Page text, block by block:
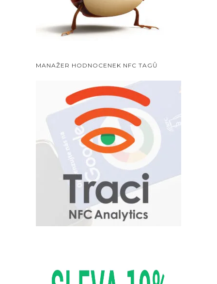
MANAŽER HODNOCENEK NFC TAGŮ